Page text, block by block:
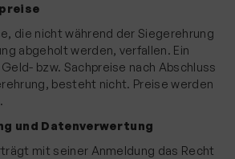
die nicht während der Siegerehrung
abgeholt werden, verfallen. Ein
bzw. Sachpreise nach Abschluss
besteht nicht. Preise werden
und Datenverwertung
mit seiner Anmeldung das Recht